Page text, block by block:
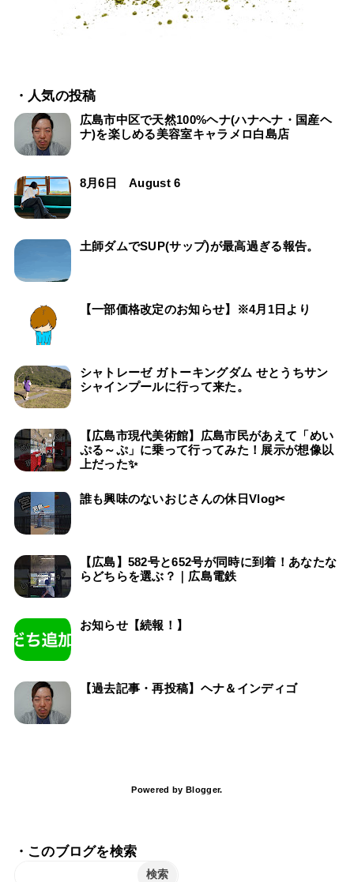
・人気の投稿
広島市中区で天然100%ヘナ(ハナヘナ・国産ヘ
ナ)を楽しめる美容室キャラメロ白島店
8月6日 August 6
土師ダムでSUP(サップ)が最高過ぎる報告。
【一部価格改定のお知らせ】※4月1日より
シャトレーゼ ガトーキングダム せとうちサン
シャインプールに行って来た。
【広島市現代美術館】広島市民があえて「めい
ぷる～ぷ」に乗って行ってみた！展示が想像以
上だった✨
誰も興味のないおじさんの休日Vlog✂
【広島】582号と652号が同時に到着！あなたな
らどちらを選ぶ？｜広島電鉄
お知らせ【続報！】
【過去記事・再投稿】ヘナ＆インディゴ
Powered by Blogger.
・このブログを検索